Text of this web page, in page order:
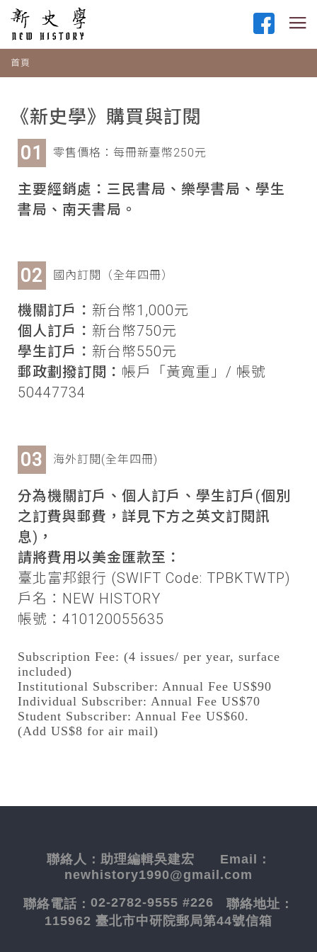
首頁
《新史學》購買與訂閱
零售價格：每冊新臺幣250元
主要經銷處：三民書局、樂學書局、學生
書局、南天書局。
國內訂閱（全年四冊）
機關訂戶： 新台幣1,000元
個人訂戶： 新台幣750元
學生訂戶： 新台幣550元
郵政劃撥訂閱： 帳戶「黃寬重」/ 帳號
50447734
海外訂閱(全年四冊)
分為機關訂戶、個人訂戶、學生訂戶(個別
之訂費與郵費，詳見下方之英文訂閱訊
息)，
請將費用以美金匯款至：
臺北富邦銀行 (SWIFT Code: TPBKTWTP)
戶名：NEW HISTORY
帳號：410120055635
Subscription Fee: (4 issues/ per year, surface
included)
Institutional Subscriber: Annual Fee US$90
Individual Subscriber: Annual Fee US$70
Student Subscriber: Annual Fee US$60.
(Add US$8 for air mail)
聯絡人： 助理編輯吳建宏 Email：
newhistory1990@gmail.com
聯絡電話： 02-2782-9555 #226 聯絡地址：
115962 臺北市中研院郵局第44號信箱